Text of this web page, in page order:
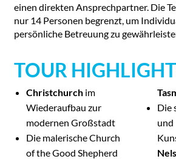
einen direkten Ansprechpartner. Die
nur 14 Personen begrenzt, um
persönliche Betreuung zu
TOUR
Christchurchim
Wiederaufbau zur
modernen Großstadt
Die malerische Church
of the Good Shepherd
Die
und